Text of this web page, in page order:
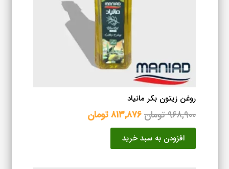
روغن زیتون بکر مانیاد
۹۶۸,۹۰۰تومانقیمت
اصلی
بود.
۸۱۳,۸۷۶تومان
افزودن به سبد خرید